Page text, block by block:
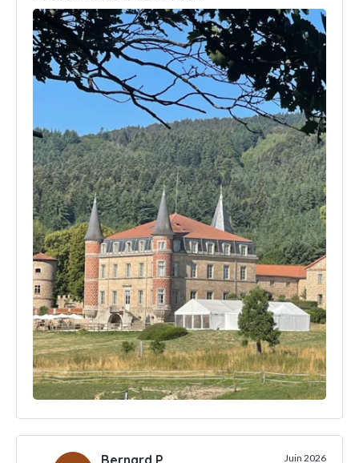
Bernard P. Juin 2026